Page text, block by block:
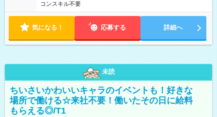
コンスキル不要
気になる！ 応募する 詳細へ
未読
ちいさいかわいいキャラのイベントも！好きな
場所で働ける☆来社不要！働いたその日に給料
もらえる◎/T1